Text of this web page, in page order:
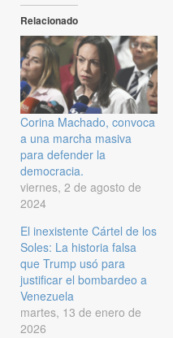
Relacionado
Corina Machado, convoca
a una marcha masiva
para defender la
democracia.
viernes, 2 de agosto de
2024
El inexistente Cártel de los
Soles: La historia falsa
que Trump usó para
justificar el bombardeo a
Venezuela
martes, 13 de enero de
2026